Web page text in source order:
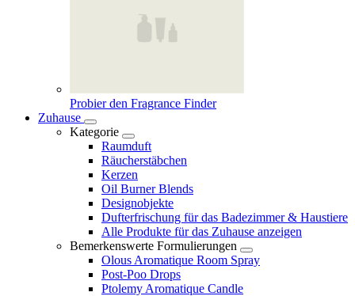
Probier den Fragrance Finder
Zuhause
Kategorie
Raumduft
Räucherstäbchen
Kerzen
Oil Burner Blends
Designobjekte
Dufterfrischung für das Badezimmer & Haustiere
Alle Produkte für das Zuhause anzeigen
Bemerkenswerte Formulierungen
Olous Aromatique Room Spray
Post-Poo Drops
Ptolemy Aromatique Candle